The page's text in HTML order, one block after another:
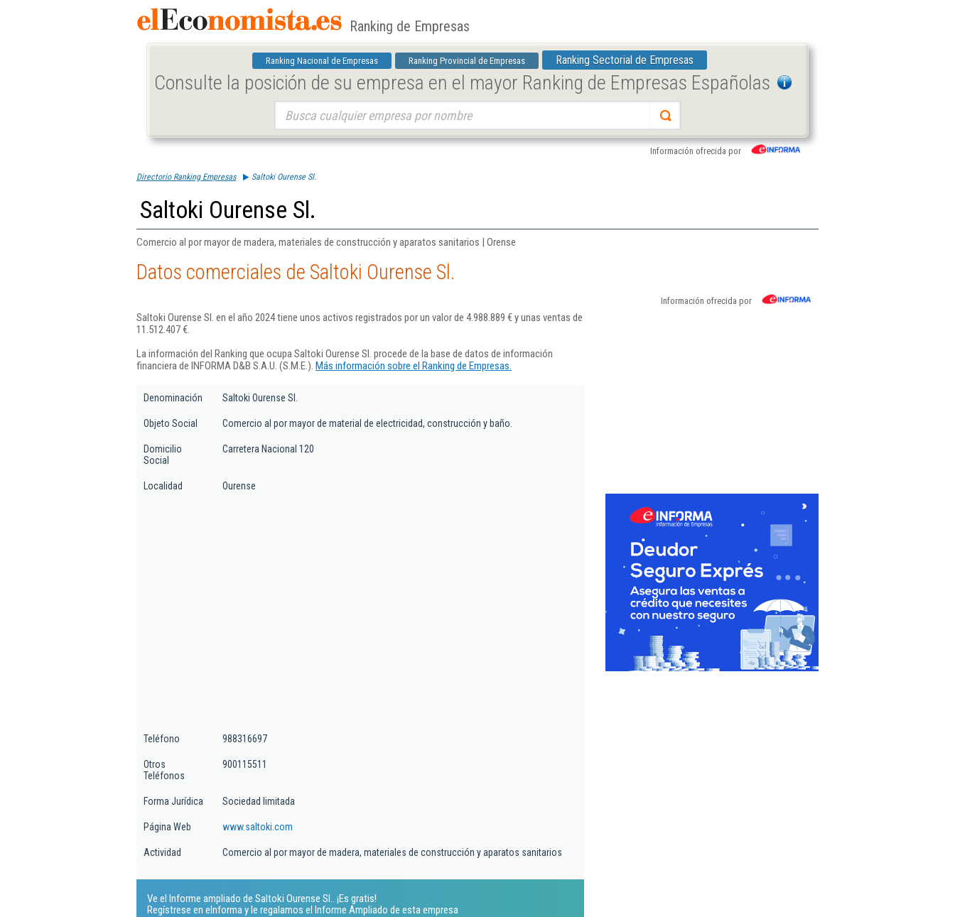
Ranking de Empresas
Ranking Nacional de Empresas Ranking Provincial de Empresas Ranking Sectorial de Empresas
Consulte la posición de su empresa en el mayor Ranking de Empresas Españolas
Información ofrecida por
Directorio Ranking Empresas Saltoki Ourense Sl.
Saltoki Ourense Sl.
Comercio al por mayor de madera, materiales de construcción y aparatos sanitarios | Orense
Datos comerciales de Saltoki Ourense Sl.
Información ofrecida por
Saltoki Ourense Sl. en el año 2024 tiene unos activos registrados por un valor de 4.988.889 € y unas ventas de
11.512.407 €.
La información del Ranking que ocupa Saltoki Ourense Sl. procede de la base de datos de información
financiera de INFORMA D&B S.A.U. (S.M.E.). Más información sobre el Ranking de Empresas.
Denominación Saltoki Ourense Sl.
Objeto Social Comercio al por mayor de material de electricidad, construcción y baño.
Domicilio
Social
Carretera Nacional 120
Localidad Ourense
Teléfono 988316697
Otros
Teléfonos
900115511
Forma Jurídica Sociedad limitada
Página Web www.saltoki.com
Actividad Comercio al por mayor de madera, materiales de construcción y aparatos sanitarios
Ve el Informe ampliado de Saltoki Ourense Sl.. ¡Es gratis!
Regístrese en eInforma y le regalamos el Informe Ampliado de esta empresa